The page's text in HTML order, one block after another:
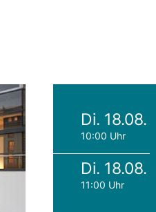
Di. 18.08.
10:00 Uhr
Di. 18.08.
11:00 Uhr